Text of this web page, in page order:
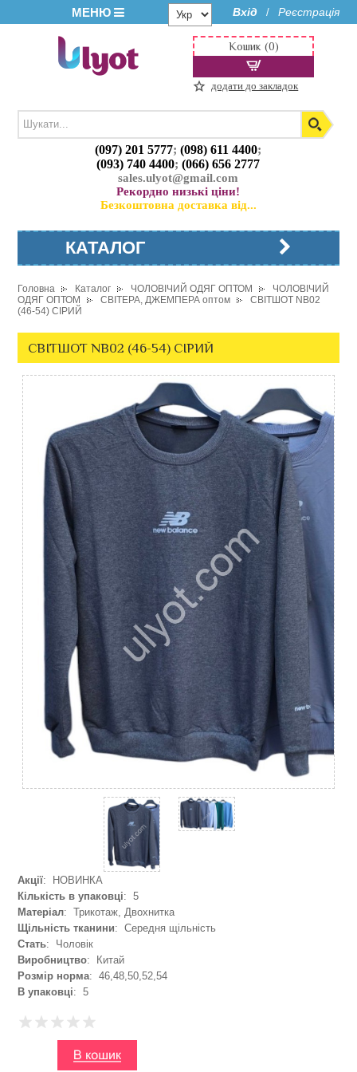
МЕНЮ Вхід / Реєстрація
(097) 201 5777;(098) 611 4400;
(093) 740 4400;(066) 656 2777
sales.ulyot@gmail.com
Рекордно низькі ціни!
Безкоштовна доставка від...
Кошик (0)
додати до закладок
КАТАЛОГ
Головна Каталог ЧОЛОВІЧИЙ ОДЯГ ОПТОМ
ЧОЛОВІЧИЙ
ОДЯГ ОПТОМ
СВІТЕРА, ДЖЕМПЕРА оптом
СВІТШОТ NB02
(46-54) СІРИЙ
СВІТШОТ NB02 (46-54) СІРИЙ
Акції: НОВИНКА
Кількість в упаковці: 5
Матеріал: Трикотаж, Двохнитка
Щільність тканини: Середня щільність
Стать: Чоловік
Виробництво: Китай
Розмір норма: 46,48,50,52,54
В упаковці: 5